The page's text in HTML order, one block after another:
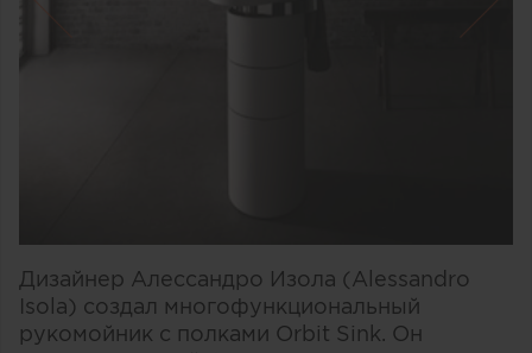
Дизайнер Алессандро Изола (Alessandro
Isola) создал многофункциональный
рукомойник с полками Orbit Sink. Он